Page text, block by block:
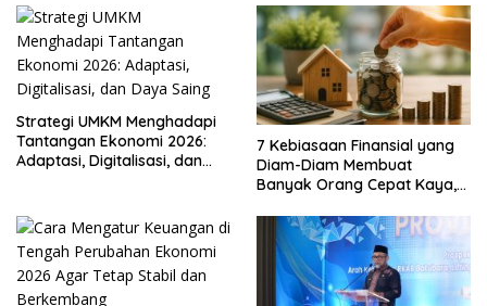
Strategi UMKM Menghadapi
Tantangan Ekonomi 2026:
Adaptasi, Digitalisasi, dan
7 Kebiasaan Finansial yang
Diam-Diam Membuat
Banyak Orang Cepat Kaya,